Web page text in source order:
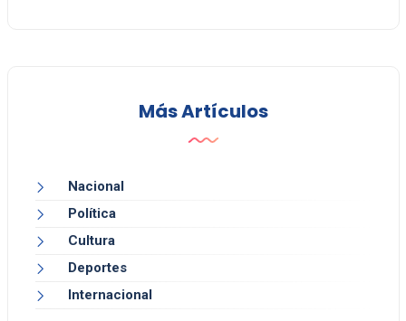
Más Artículos
Nacional
Política
Cultura
Deportes
Internacional